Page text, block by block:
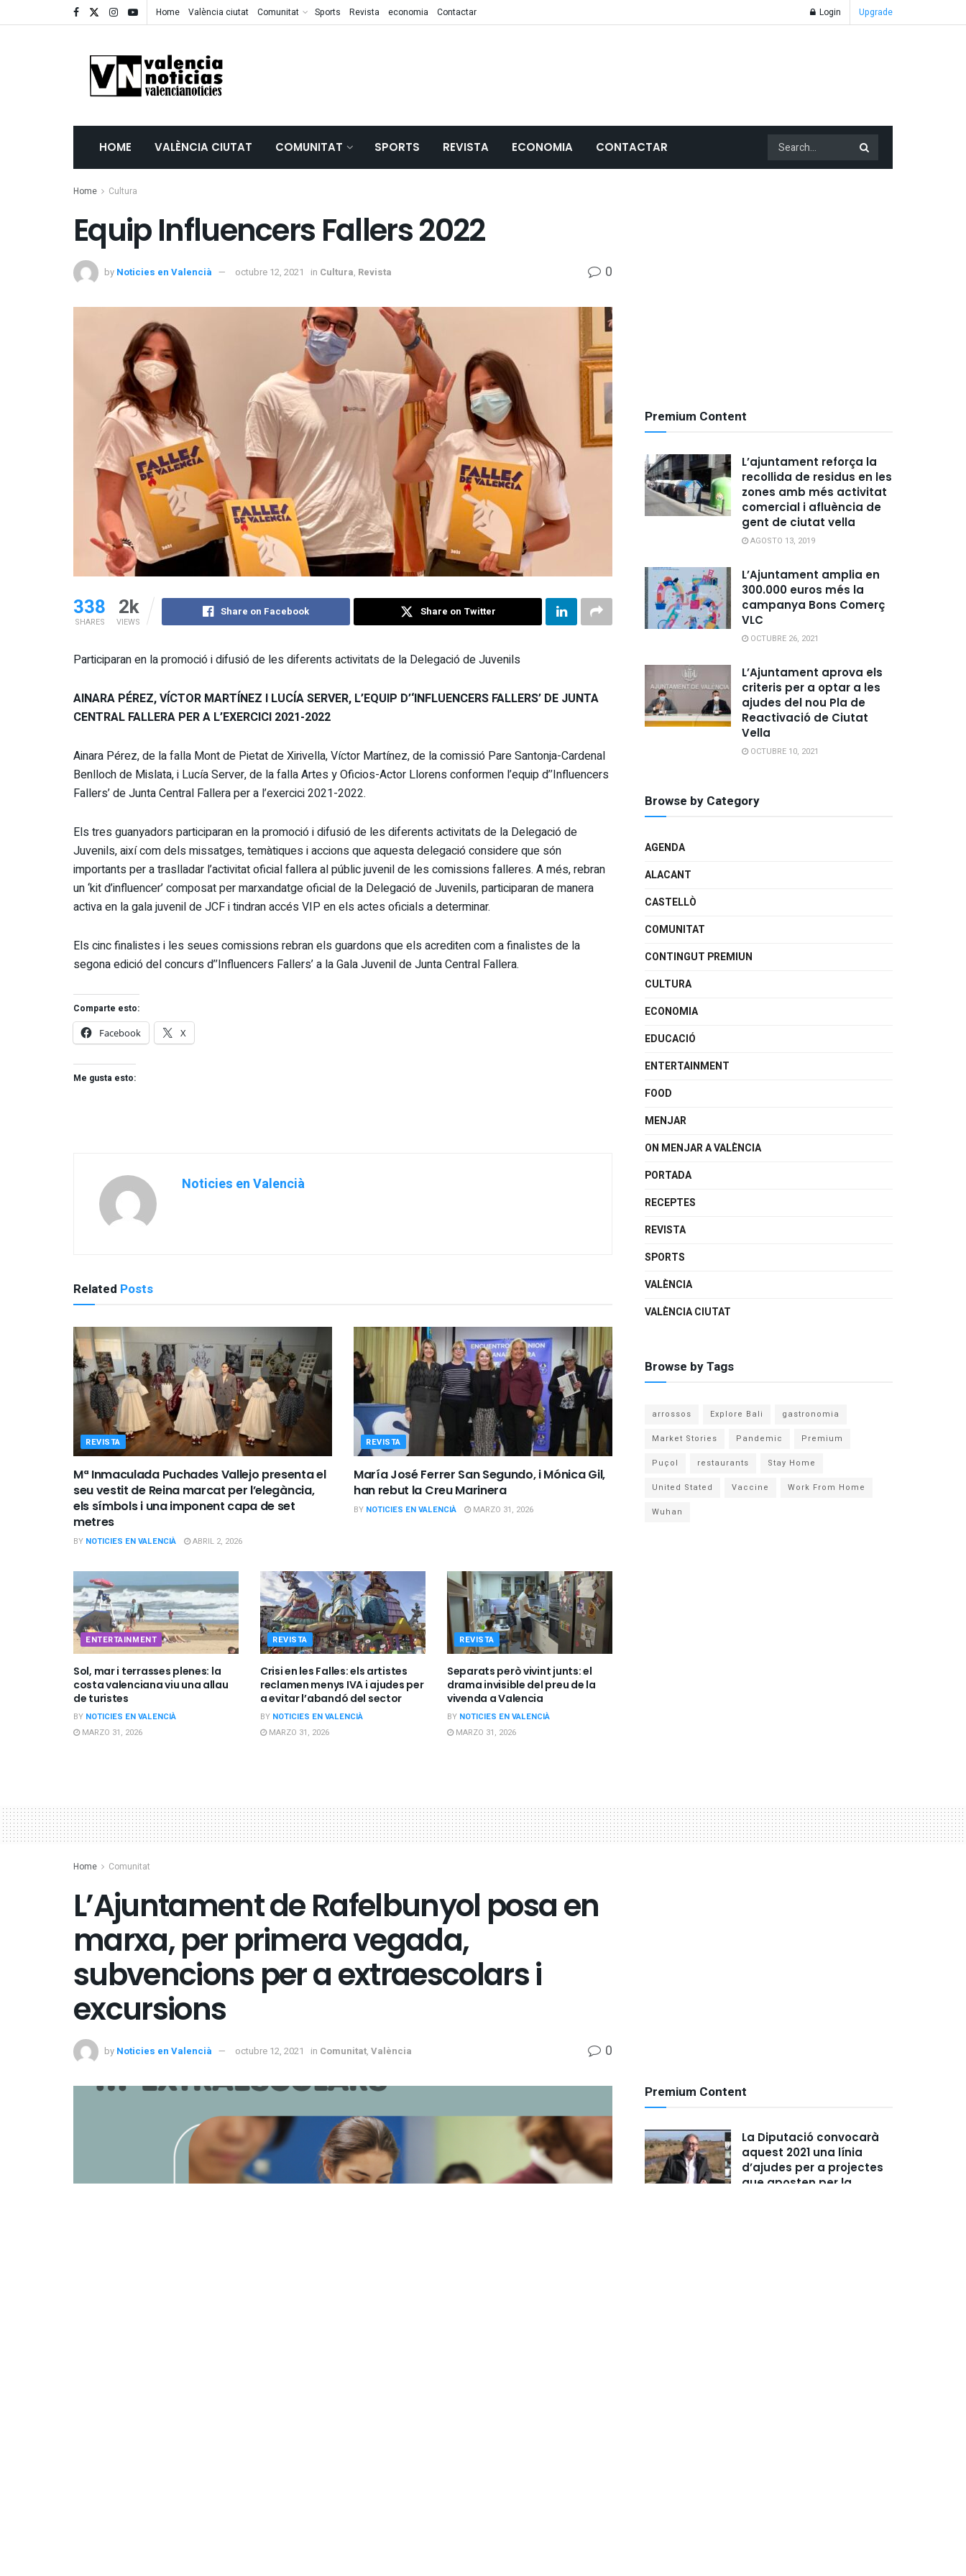
Home València ciutat Comunitat Sports Revista economia Contactar Login Upgrade
HOME VALÈNCIA CIUTAT COMUNITAT SPORTS REVISTA ECONOMIA CONTACTAR
Home Cultura
Equip Influencers Fallers 2022
by Noticies en Valencià octubre 12, 2021 in Cultura, Revista 0
338
SHARES
2k
VIEWS
Share on Facebook Share on Twitter
Participaran en la promoció i difusió de les diferents activitats de la Delegació de Juvenils
AINARA PÉREZ, VÍCTOR MARTÍNEZ I LUCÍA SERVER, L’EQUIP D’‘INFLUENCERS FALLERS’ DE JUNTA
CENTRAL FALLERA PER A L’EXERCICI 2021-2022
Ainara Pérez, de la falla Mont de Pietat de Xirivella, Víctor Martínez, de la comissió Pare Santonja-Cardenal
Benlloch de Mislata, i Lucía Server, de la falla Artes y Oficios-Actor Llorens conformen l’equip d’’Influencers
Fallers’ de Junta Central Fallera per a l’exercici 2021-2022.
Els tres guanyadors participaran en la promoció i difusió de les diferents activitats de la Delegació de
Juvenils, així com dels missatges, temàtiques i accions que aquesta delegació considere que són
importants per a traslladar l’activitat oficial fallera al públic juvenil de les comissions falleres. A més, rebran
un ‘kit d’influencer’ composat per marxandatge oficial de la Delegació de Juvenils, participaran de manera
activa en la gala juvenil de JCF i tindran accés VIP en els actes oficials a determinar.
Els cinc finalistes i les seues comissions rebran els guardons que els acrediten com a finalistes de la
segona edició del concurs d’’Influencers Fallers’ a la Gala Juvenil de Junta Central Fallera.
Comparte esto:
Facebook
X
Me gusta esto:
Noticies en Valencià
Related Posts
REVISTA
Mª Inmaculada Puchades Vallejo presenta el
seu vestit de Reina marcat per l’elegància,
els símbols i una imponent capa de set
metres
BY NOTICIES EN VALENCIÀ ABRIL 2, 2026
REVISTA
María José Ferrer San Segundo, i Mónica Gil,
han rebut la Creu Marinera
BY NOTICIES EN VALENCIÀ MARZO 31, 2026
ENTERTAINMENT
Sol, mar i terrasses plenes: la
costa valenciana viu una allau
de turistes
BY NOTICIES EN VALENCIÀ
MARZO 31, 2026
REVISTA
Crisi en les Falles: els artistes
reclamen menys IVA i ajudes per
a evitar l’abandó del sector
BY NOTICIES EN VALENCIÀ
MARZO 31, 2026
REVISTA
Separats però vivint junts: el
drama invisible del preu de la
vivenda a Valencia
BY NOTICIES EN VALENCIÀ
MARZO 31, 2026
Premium Content
L’ajuntament reforça la
recollida de residus en les
zones amb més activitat
comercial i afluència de
gent de ciutat vella
AGOSTO 13, 2019
L’Ajuntament amplia en
300.000 euros més la
campanya Bons Comerç
VLC
OCTUBRE 26, 2021
L’Ajuntament aprova els
criteris per a optar a les
ajudes del nou Pla de
Reactivació de Ciutat
Vella
OCTUBRE 10, 2021
Browse by Category
AGENDA
ALACANT
CASTELLÒ
COMUNITAT
CONTINGUT PREMIUN
CULTURA
ECONOMIA
EDUCACIÓ
ENTERTAINMENT
FOOD
MENJAR
ON MENJAR A VALÈNCIA
PORTADA
RECEPTES
REVISTA
SPORTS
VALÈNCIA
VALÈNCIA CIUTAT
Browse by Tags
arrossos Explore Bali
gastronomia
Market Stories
Pandemic
Premium
Puçol
restaurants
Stay Home
United Stated
Vaccine
Work From Home
Wuhan
Home Comunitat
L’Ajuntament de Rafelbunyol posa en
marxa, per primera vegada,
subvencions per a extraescolars i
excursions
by Noticies en Valencià octubre 12, 2021 in Comunitat, València 0
Premium Content
La Diputació convocarà
aquest 2021 una línia
d’ajudes per a projectes
que aposten per la